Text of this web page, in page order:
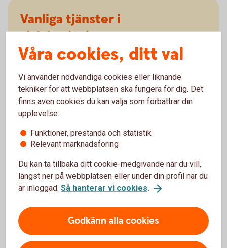
Vanliga tjänster i
självbetjäningen
Vanliga tjänster i självbetjäningen är att kolla saldo,
mobilen. Välj att gå direkt till den tjänst du är
intresserad av genom att trycka:
10# Tillgängligt belopp (inklusive eventuell
12# Senaste transaktioner
16# För belopp till konto, ej bokförda (pengar på
20# Överföring mellan egna och gemensamma
konton
20# Överföring till annans konto inom banken
73# Ladda kontantkort till mobiltelefon (Särskild
anslutning krävs. Läs mer i snabbvalsguiden.)
Våra cookies, ditt val
Vi använder nödvändiga cookies eller liknande
tekniker för att webbplatsen ska fungera för dig. Det
finns även cookies du kan välja som förbättrar din
upplevelse:
Funktioner, prestanda och statistik
Relevant marknadsföring
Du kan ta tillbaka ditt cookie-medgivande när du vill,
längst ner på webbplatsen eller under din profil när du
är inloggad. Så hanterar vi cookies.
Godkänn alla cookies